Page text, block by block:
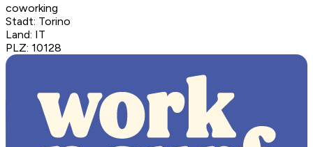
coworking
Stadt: Torino
Land: IT
PLZ: 10128